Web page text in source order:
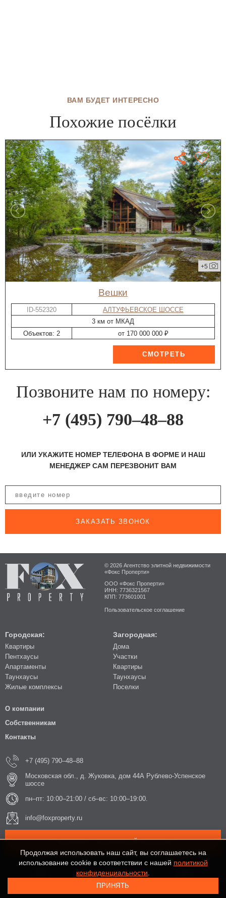
ВАМ БУДЕТ ИНТЕРЕСНО
Похожие посёлки
+5
Вешки
ID-552320
АЛТУФЬЕВСКОЕ ШОССЕ
3 км от МКАД
Объектов: 2
от 170 000 000 ₽
Позвоните нам по номеру:
+7 (495) 790–48–88
ИЛИ УКАЖИТЕ НОМЕР ТЕЛЕФОНА В ФОРМЕ И НАШ
МЕНЕДЖЕР САМ ПЕРЕЗВОНИТ ВАМ
ЗАКАЗАТЬ ЗВОНОК
© 2026 Агентство элитной недвижимости
«Фокс Проперти»
ООО «Фокс Проперти»
ИНН: 7736321567
КПП: 773601001
Пользовательское соглашение
Городская:
Квартиры
Пентхаусы
Апартаменты
Таунхаусы
Жилые комплексы
Загородная:
Дома
Участки
Квартиры
Таунхаусы
Поселки
О компании
Собственникам
Контакты
+7 (495) 790–48–88
Московская обл., д. Жуковка, дом 44А Рублево-Успенское
шоссе
пн–пт: 10:00–21:00 / сб–вс: 10:00–19:00.
info@foxproperty.ru
ЗАКАЗАТЬ ОБРАТНЫЙ ЗВОНОК
Продолжая использовать наш сайт, вы соглашаетесь на
использование cookie в соответствии с нашей политикой
конфиденциальности
ПРИНЯТЬ